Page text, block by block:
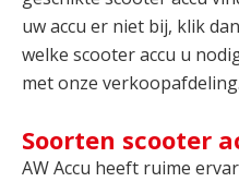
uw accu er niet bij, klik
welke scooter accu u
met onze
Soorten scooter
AW Accu heeft ruime